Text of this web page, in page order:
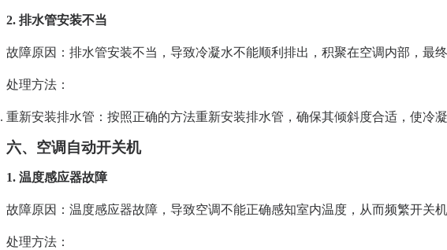
2. 排水管安装不当
故障原因 ：排水管安装不当，导致冷凝水不能顺利排出，积聚在空调内部，最终
处理方法 ：
重新安装排水管 ：按照正确的方法重新安装排水管，确保其倾斜度合适，使冷
六、空调自动开关机
1. 温度感应器故障
故障原因 ：温度感应器故障，导致空调不能正确感知室内温度，从而频繁开关机
处理方法 ：